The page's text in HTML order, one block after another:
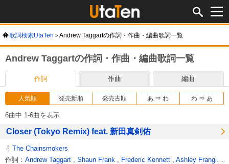
歌詞検索UtaTen Andrew Taggartの作詞・作曲・編曲歌詞一覧
Andrew Taggartの作詞・作曲・編曲歌詞一覧
作詞 作曲 編曲
人気順 発売新順 発売古順 あ ⇒ わ わ ⇒ あ
6曲中 1-6曲を表示
Closer (Tokyo Remix) feat. 新田真剣佑
The Chainsmokers
作詞： Andrew Taggart Shaun Frank Frederic Kennett
Ashley Frangipane